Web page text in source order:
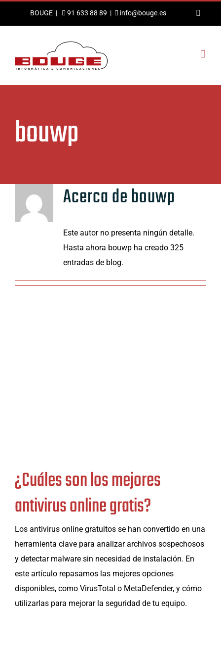
BOUGE | 91 633 88 89 | info@bouge.es
bouwp
Acerca debouwp
Este autor no presenta ningún detalle.
Hasta ahora bouwp ha creado 325
entradas de blog.
¿Cuáles son los mejores
antivirus online gratis?
Los antivirus online gratuitos se han convertido en una
herramienta clave para analizar archivos sospechosos
y detectar malware sin necesidad de instalación. En
este artículo repasamos las mejores opciones
disponibles, como VirusTotal o MetaDefender, y cómo
utilizarlas para mejorar la seguridad de tu equipo.